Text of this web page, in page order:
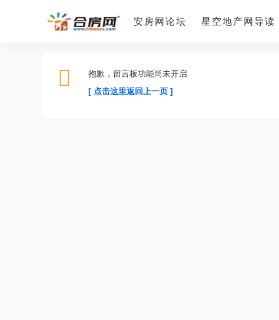
安房网论坛 星空地产网导读
抱歉，留言板功能尚未开启
[ 点击这里返回上一页 ]